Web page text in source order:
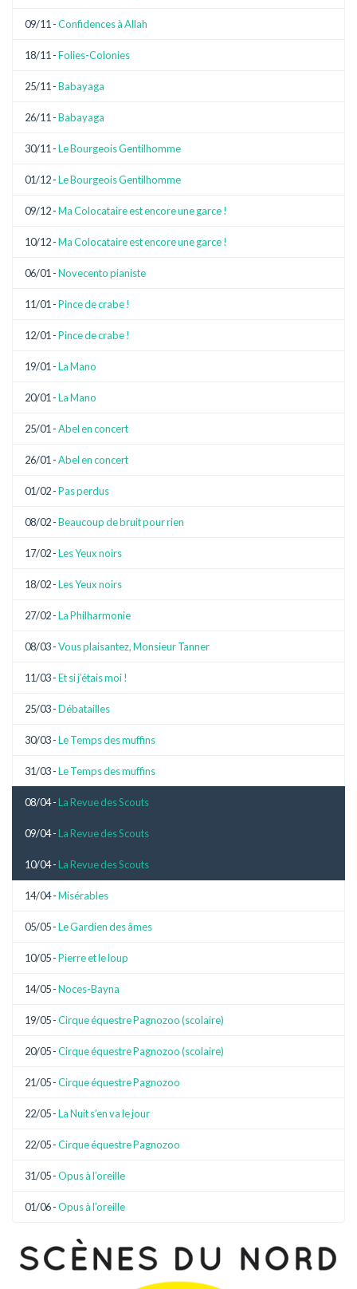
09/11 -Confidences à Allah
18/11 -Folies-Colonies
25/11 -Babayaga
26/11 -Babayaga
30/11 -Le Bourgeois Gentilhomme
01/12 -Le Bourgeois Gentilhomme
09/12 -Ma Colocataire est encore une garce !
10/12 -Ma Colocataire est encore une garce !
06/01 -Novecento pianiste
11/01 -Pince de crabe !
12/01 -Pince de crabe !
19/01 -La Mano
20/01 -La Mano
25/01 -Abel en concert
26/01 -Abel en concert
01/02 -Pas perdus
08/02 -Beaucoup de bruit pour rien
17/02 -Les Yeux noirs
18/02 -Les Yeux noirs
27/02 -La Philharmonie
08/03 -Vous plaisantez, Monsieur Tanner
11/03 -Et si j’étais moi !
25/03 -Débatailles
30/03 -Le Temps des muffins
31/03 -Le Temps des muffins
08/04 - La Revue des Scouts
09/04 - La Revue des Scouts
10/04 - La Revue des Scouts
14/04 -Misérables
05/05 -Le Gardien des âmes
10/05 -Pierre et le loup
14/05 -Noces-Bayna
19/05 -Cirque équestre Pagnozoo (scolaire)
20/05 -Cirque équestre Pagnozoo (scolaire)
21/05 -Cirque équestre Pagnozoo
22/05 -La Nuit s’en va le jour
22/05 -Cirque équestre Pagnozoo
31/05 -Opus à l’oreille
01/06 -Opus à l’oreille